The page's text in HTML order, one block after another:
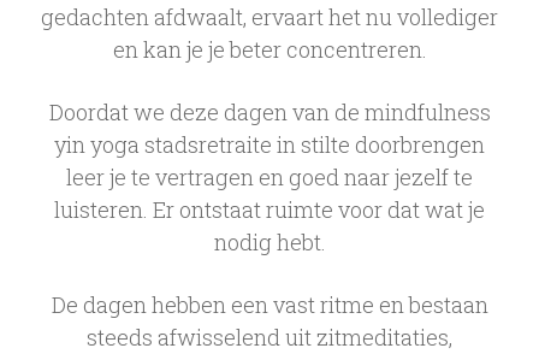
gedachten afdwaalt, ervaart het nu vollediger
en kan je je beter concentreren.
Doordat we deze dagen van de mindfulness
yin yoga stadsretraite in stilte doorbrengen
leer je te vertragen en goed naar jezelf te
luisteren. Er ontstaat ruimte voor dat wat je
nodig hebt.
De dagen hebben een vast ritme en bestaan
steeds afwisselend uit zitmeditaties,